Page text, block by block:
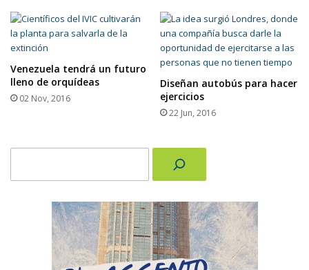
Venezuela tendrá un futuro
lleno de orquídeas
02 Nov, 2016
Diseñan autobús para hacer
ejercicios
22 Jun, 2016